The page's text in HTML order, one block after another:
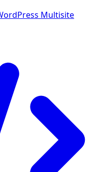
Multisite